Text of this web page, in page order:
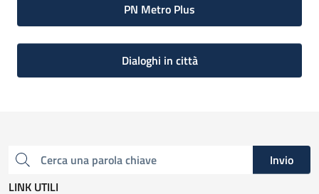
PN Metro Plus
Dialoghi in città
Cerca una parola chiave
Invio
LINK UTILI